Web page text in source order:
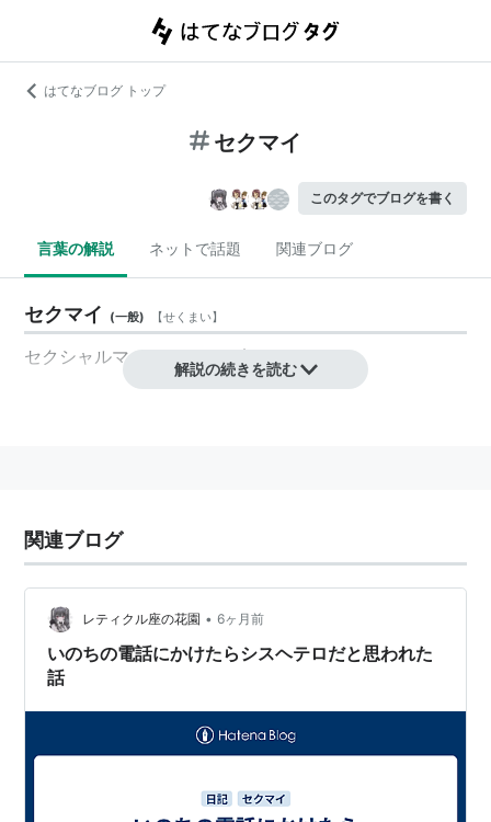
はてなブログ トップ
セクマイ
このタグでブログを書く
言葉の解説 ネットで話題 関連ブログ
セクマイ (一般) 【せくまい】
セクシャルマイノリティの略。
解説の続きを読む
関連ブログ
レティクル座の花園 • 6ヶ月前
いのちの電話にかけたらシスヘテロだと思われた
話